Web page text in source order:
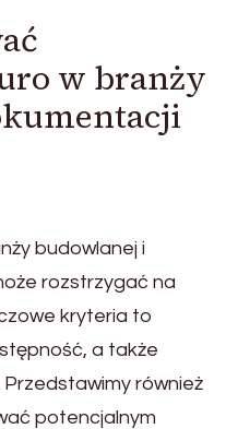
w branży
budowlanej i
rozstrzygać na
kryteria to
a także
Przedstawimy również
potencjalnym